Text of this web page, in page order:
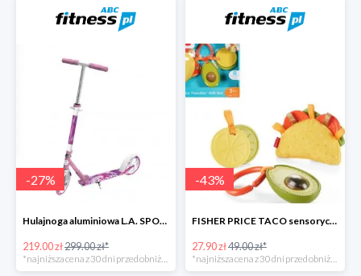
-27%
Hulajnoga aluminiowa L.A. SPORTS CITY
219.00 zł299.00 zł*
*najniższa cena z 30 dni przed obniżką
-43%
FISHER PRICE TACO sensoryczny zestaw zawieszek
27.90 zł49.00 zł*
*najniższa cena z 30 dni przed obniżką